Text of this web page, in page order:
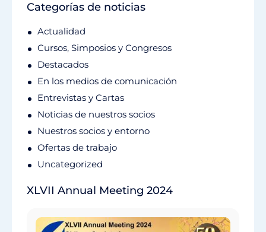
Categorías de noticias
Actualidad
Cursos, Simposios y Congresos
Destacados
En los medios de comunicación
Entrevistas y Cartas
Noticias de nuestros socios
Nuestros socios y entorno
Ofertas de trabajo
Uncategorized
XLVII Annual Meeting 2024